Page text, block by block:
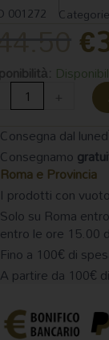
001272 Categorie
Il
€
Consegna dal
Consegnamo
Roma e Provincia
I prodotti con
Solo su Roma
entro le ore 15.00
Fino a 100€ di
A partire da 100€